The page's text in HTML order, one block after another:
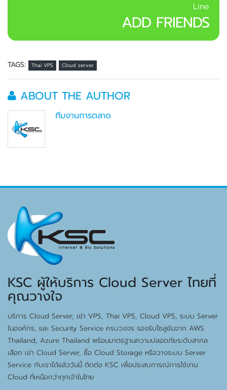
Line
ADD FRIENDS
TAGS: Thai VPS Cloud server
ABOUT THE AUTHOR
ทีมงานการตลาด
KSC ผู้ให้บริการ Cloud Server ไทยที่
คุณวางใจ
บริการ Cloud Server, เช่า VPS, Thai VPS, Cloud VPS, ระบบ Server
ในองค์กร, และ Security Service ครบวงจร รองรับโซลูชันจาก AWS
Thailand, Azure Thailand พร้อมมาตรฐานความปลอดภัยระดับสากล
เลือก เช่า Cloud Server, ซื้อ Cloud Storage หรือวางระบบ Server
Service กับเราได้แล้ววันนี้ ติดต่อ KSC เพื่อประสบการณ์การใช้งาน
Cloud ที่เหนือกว่าทุกเจ้าในไทย